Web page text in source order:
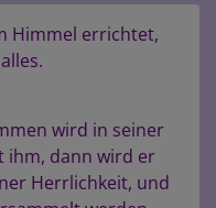
Himmel errichtet,
wird in seiner
ihm, dann wird er
Herrlichkeit, und